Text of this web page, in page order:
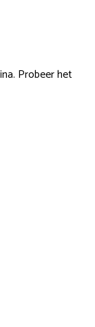
Probeer het